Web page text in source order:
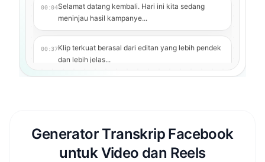
00:04Selamat datang kembali. Hari ini kita sedang
meninjau hasil kampanye...
00:37Klip terkuat berasal dari editan yang lebih pendek
dan lebih jelas...
01:48 Sekarang kita dapat membuat caption, subtitle,
dan versi terjemahan...
Generator Transkrip Facebook
untuk Video dan Reels